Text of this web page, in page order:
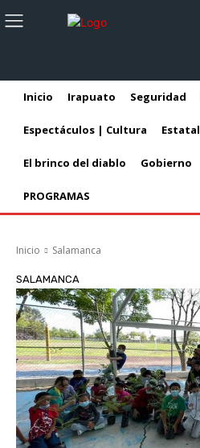
Inicio Irapuato Seguridad
Espectáculos | Cultura Estatal
El brinco del diablo Gobierno
PROGRAMAS
Inicio Salamanca
SALAMANCA